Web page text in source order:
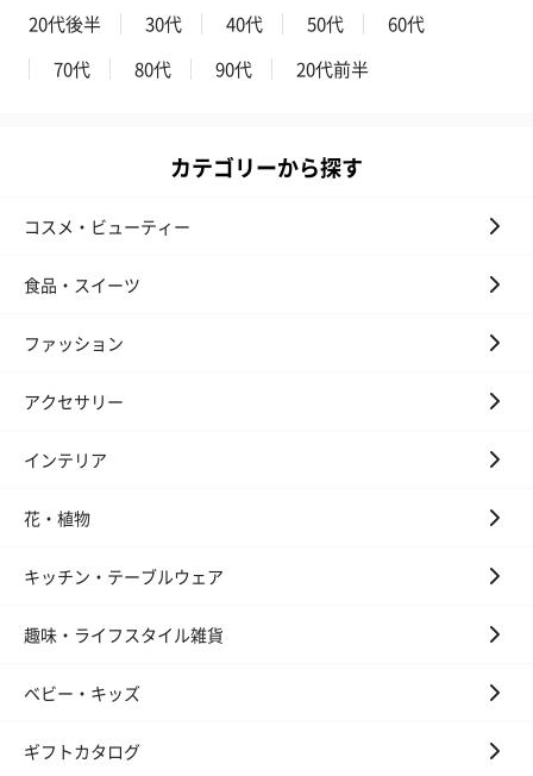
（St.OSMANTHUS）
お酒
※20歳未満の方への酒類の販売はいたしません。
プレミアムビール イネ
実楽山田錦 特別純米
ジョニ－ウ
お酒にぴったりのおつまみ・サプリを同梱してお届けいたしま
20代後半 30代 40代 50代
60代
70代
80代 90代 20代前半
カテゴリーから探す
コスメ・ビューティー
食品・スイーツ
ファッション
アクセサリー
インテリア
花・植物
キッチン・テーブルウェア
趣味・ライフスタイル雑貨
ベビー・キッズ
ギフトカタログ